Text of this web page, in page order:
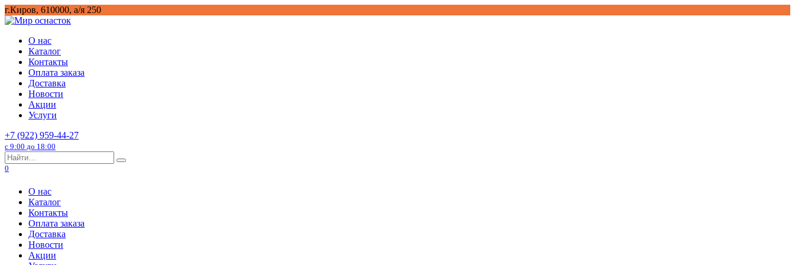
Перейти
к
г.Киров, 610000, а/я 250
О нас
Каталог
Контакты
Оплата заказа
Доставка
Новости
Акции
Услуги
+7 (922) 959-44-27
с 9:00 до 18:00
Search
for:
0
О нас
Каталог
Контакты
Оплата заказа
Доставка
Новости
Акции